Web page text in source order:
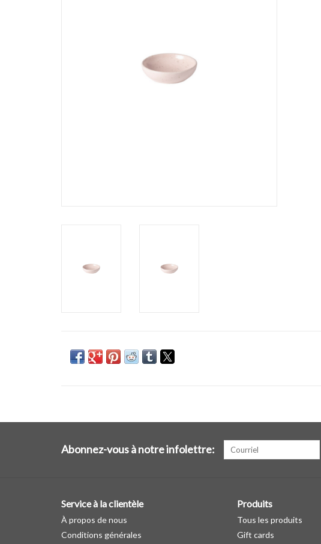
Abonnez-vous à notre infolettre:
Service à la clientèle
À propos de nous
Conditions générales
Produits
Tous les produits
Gift cards